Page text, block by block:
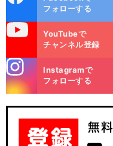
？
ok
フォローする
YouTubeで
チャンネル登録
m
Instagramで
フォローする